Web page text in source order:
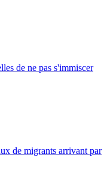
de ne pas s'immiscer
de migrants arrivant par